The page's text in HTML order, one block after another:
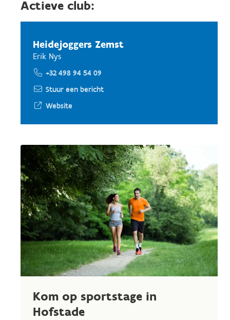
Actieve club:
Heidejoggers Zemst
Erik Nys
+32 498 94 54 09
Stuur een bericht
Website
Kom op sportstage in
Hofstade